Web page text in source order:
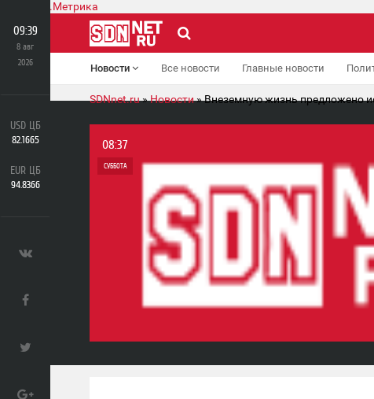
Новости Все новости Главные новости
09:39
8 авг
2026
USD ЦБ
82.1665
EUR ЦБ
94.8366
SDNnet.ru»Новости» Внеземную жизнь предложено
08:37
СУББОТА